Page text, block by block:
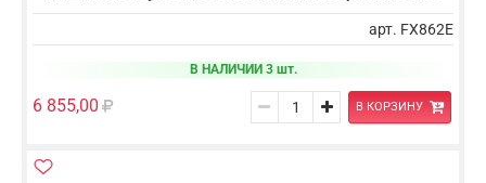
арт. FX862E
В НАЛИЧИИ 3 шт.
6 855,00 В КОРЗИНУ